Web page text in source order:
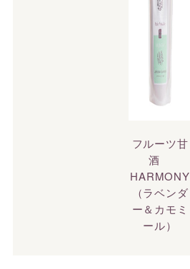
フルーツ甘
酒
HARMONY
（ラベンダ
ー＆カモミ
ール）